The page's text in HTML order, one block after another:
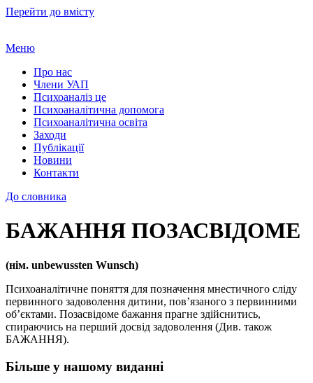
Перейти до вмісту
Меню
Про нас
Члени УАП
Психоаналіз це
Психоаналітична допомога
Психоаналітична освіта
Заходи
Публікації
Новини
Контакти
До словника
БАЖАННЯ ПОЗАСВІДОМЕ
(нім. unbewussten Wunsch)
Психоаналітичне поняття для позначення мнестичного сліду
первинного задоволення дитини, пов’язаного з первинними
об’єктами. Позасвідоме бажання прагне здійснитись,
спираючись на перший досвід задоволення (Див. також
БАЖАННЯ).
Більше у нашому виданні